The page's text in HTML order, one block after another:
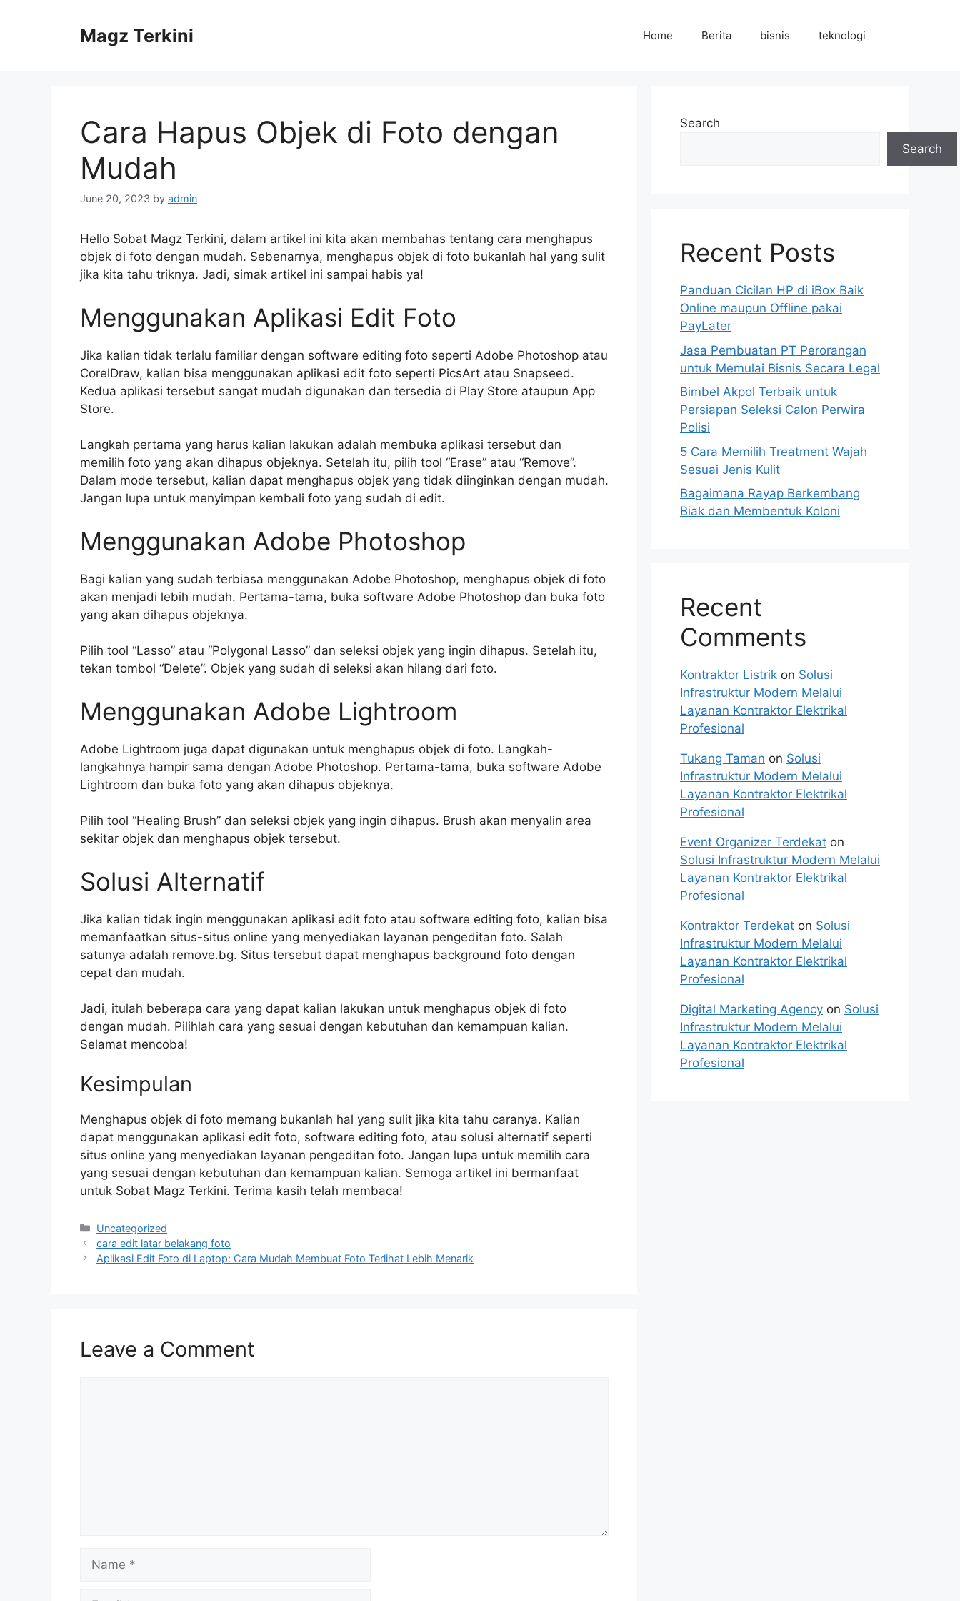
Magz Terkini Home Berita bisnis teknologi
Cara Hapus Objek di Foto dengan
Mudah
June 20, 2023 by admin
Hello Sobat Magz Terkini, dalam artikel ini kita akan membahas tentang cara menghapus
objek di foto dengan mudah. Sebenarnya, menghapus objek di foto bukanlah hal yang sulit
jika kita tahu triknya. Jadi, simak artikel ini sampai habis ya!
Menggunakan Aplikasi Edit Foto
Jika kalian tidak terlalu familiar dengan software editing foto seperti Adobe Photoshop atau
CorelDraw, kalian bisa menggunakan aplikasi edit foto seperti PicsArt atau Snapseed.
Kedua aplikasi tersebut sangat mudah digunakan dan tersedia di Play Store ataupun App
Store.
Langkah pertama yang harus kalian lakukan adalah membuka aplikasi tersebut dan
memilih foto yang akan dihapus objeknya. Setelah itu, pilih tool “Erase” atau “Remove”.
Dalam mode tersebut, kalian dapat menghapus objek yang tidak diinginkan dengan mudah.
Jangan lupa untuk menyimpan kembali foto yang sudah di edit.
Menggunakan Adobe Photoshop
Bagi kalian yang sudah terbiasa menggunakan Adobe Photoshop, menghapus objek di foto
akan menjadi lebih mudah. Pertama-tama, buka software Adobe Photoshop dan buka foto
yang akan dihapus objeknya.
Pilih tool “Lasso” atau “Polygonal Lasso” dan seleksi objek yang ingin dihapus. Setelah itu,
tekan tombol “Delete”. Objek yang sudah di seleksi akan hilang dari foto.
Menggunakan Adobe Lightroom
Adobe Lightroom juga dapat digunakan untuk menghapus objek di foto. Langkah-
langkahnya hampir sama dengan Adobe Photoshop. Pertama-tama, buka software Adobe
Lightroom dan buka foto yang akan dihapus objeknya.
Pilih tool “Healing Brush” dan seleksi objek yang ingin dihapus. Brush akan menyalin area
sekitar objek dan menghapus objek tersebut.
Solusi Alternatif
Jika kalian tidak ingin menggunakan aplikasi edit foto atau software editing foto, kalian bisa
memanfaatkan situs-situs online yang menyediakan layanan pengeditan foto. Salah
satunya adalah remove.bg. Situs tersebut dapat menghapus background foto dengan
cepat dan mudah.
Jadi, itulah beberapa cara yang dapat kalian lakukan untuk menghapus objek di foto
dengan mudah. Pilihlah cara yang sesuai dengan kebutuhan dan kemampuan kalian.
Selamat mencoba!
Kesimpulan
Menghapus objek di foto memang bukanlah hal yang sulit jika kita tahu caranya. Kalian
dapat menggunakan aplikasi edit foto, software editing foto, atau solusi alternatif seperti
situs online yang menyediakan layanan pengeditan foto. Jangan lupa untuk memilih cara
yang sesuai dengan kebutuhan dan kemampuan kalian. Semoga artikel ini bermanfaat
untuk Sobat Magz Terkini. Terima kasih telah membaca!
Categories
Uncategorized
cara edit latar belakang foto
Aplikasi Edit Foto di Laptop: Cara Mudah Membuat Foto Terlihat Lebih Menarik
Leave a Comment
Search
Search
Recent Posts
Panduan Cicilan HP di iBox Baik
Online maupun Offline pakai
PayLater
Jasa Pembuatan PT Perorangan
untuk Memulai Bisnis Secara Legal
Bimbel Akpol Terbaik untuk
Persiapan Seleksi Calon Perwira
Polisi
5 Cara Memilih Treatment Wajah
Sesuai Jenis Kulit
Bagaimana Rayap Berkembang
Biak dan Membentuk Koloni
Recent
Comments
Kontraktor Listrik on Solusi
Infrastruktur Modern Melalui
Layanan Kontraktor Elektrikal
Profesional
Tukang Taman on Solusi
Infrastruktur Modern Melalui
Layanan Kontraktor Elektrikal
Profesional
Event Organizer Terdekat on
Solusi Infrastruktur Modern Melalui
Layanan Kontraktor Elektrikal
Profesional
Kontraktor Terdekat on Solusi
Infrastruktur Modern Melalui
Layanan Kontraktor Elektrikal
Profesional
Digital Marketing Agency on Solusi
Infrastruktur Modern Melalui
Layanan Kontraktor Elektrikal
Profesional